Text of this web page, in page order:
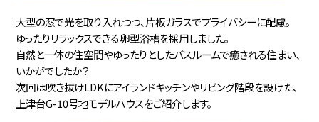
大型の窓で光を取り入れつつ、片板ガラスでプライバシーに配慮。
ゆったりリラックスできる卵型浴槽を採用しました。
自然と一体の住空間やゆったりとしたバスルームで癒される住まい、
いかがでしたか？
次回は吹き抜けLDKにアイランドキッチンやリビング階段を設けた、
上津台G-10号地モデルハウスをご紹介します。